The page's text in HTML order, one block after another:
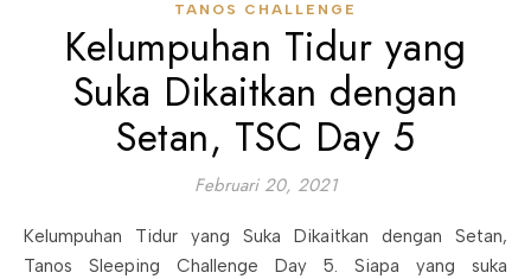
TANOS CHALLENGE
Kelumpuhan Tidur yang
Suka Dikaitkan dengan
Setan, TSC Day 5
Februari 20, 2021
Kelumpuhan Tidur yang Suka Dikaitkan dengan Setan,
Tanos Sleeping Challenge Day 5. Siapa yang suka